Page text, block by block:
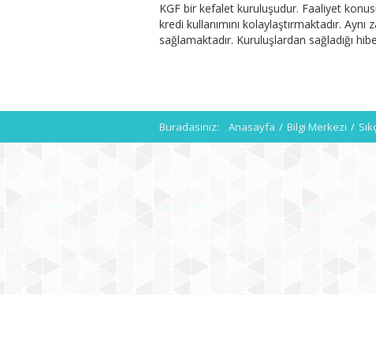
KGF bir kefalet kuruluşudur. Faaliyet
kredi kullanımını kolaylaştırmaktadır.
sağlamaktadır. Kuruluşlardan sağladığı
Buradasınız: Anasayfa / Bilgi Merkezi /